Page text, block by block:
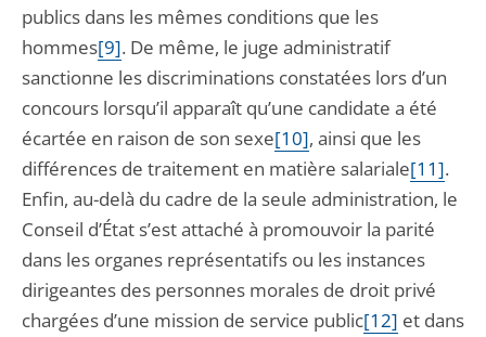
publics dans les mêmes conditions que les
hommes[9]. De même, le juge administratif
sanctionne les discriminations constatées lors d’un
concours lorsqu’il apparaît qu’une candidate a été
écartée en raison de son sexe[10], ainsi que les
différences de traitement en matière salariale[11].
Enfin, au-delà du cadre de la seule administration, le
Conseil d’État s’est attaché à promouvoir la parité
dans les organes représentatifs ou les instances
dirigeantes des personnes morales de droit privé
chargées d’une mission de service public[12] et dans